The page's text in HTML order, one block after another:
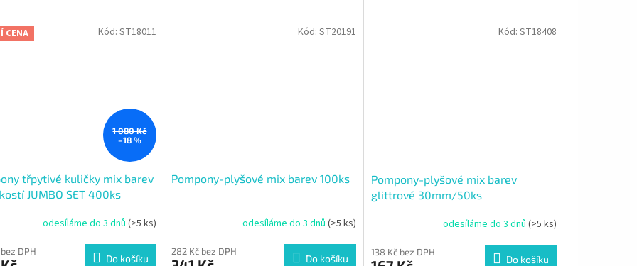
CENA
1 080 Kč
–18 %
třpytivé kuličky mix barev
JUMBO SET 400ks
odesíláme do 3 dnů (>5 ks)
DPH
Do košíku
Kód: ST18011
Pompony-plyšové mix barev 100ks
odesíláme do 3 dnů (>5 ks)
282 Kč bez DPH
Do košíku
Kód: ST20191
Pompony-plyšové mix barev
glittrové 30mm/50ks
odesíláme do 3 dnů (>5 ks)
138 Kč bez DPH
Do košíku
Kód: ST18408